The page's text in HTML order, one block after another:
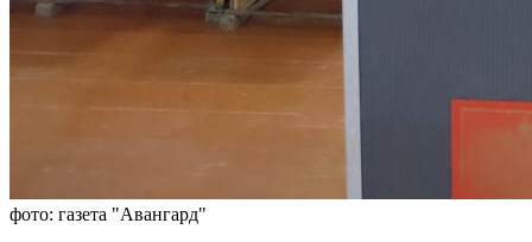
фото: газета "Авангард"